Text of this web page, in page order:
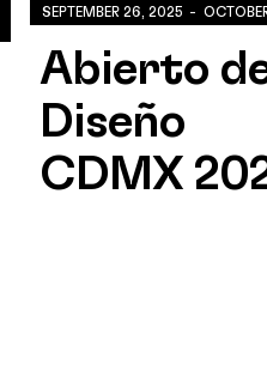
SEPTEMBER 26, 2025 -
Abierto
Diseño
CDMX